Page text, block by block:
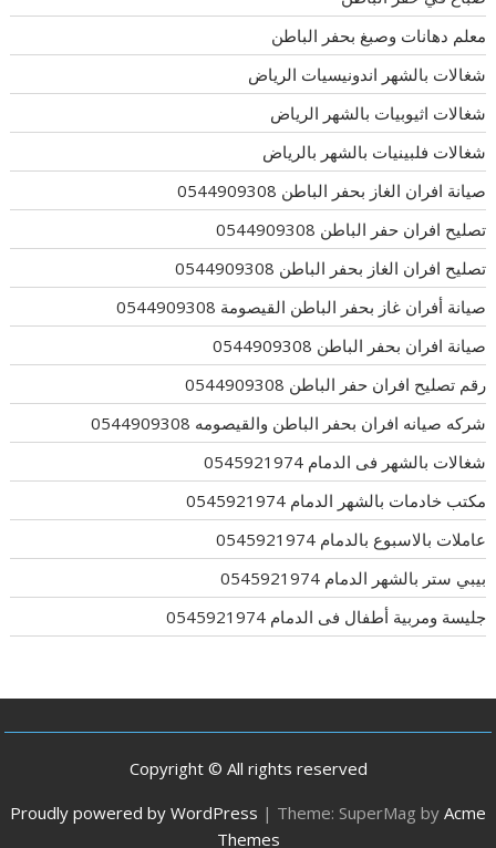
معلم دهانات وصبغ بحفر الباطن
شغالات بالشهر اندونيسيات الرياض
شغالات اثيوبيات بالشهر الرياض
شغالات فلبينيات بالشهر بالرياض
صيانة افران الغاز بحفر الباطن 0544909308
تصليح افران حفر الباطن 0544909308
تصليح افران الغاز بحفر الباطن 0544909308
صيانة أفران غاز بحفر الباطن القيصومة 0544909308
صيانة افران بحفر الباطن 0544909308
رقم تصليح افران حفر الباطن 0544909308
شركه صيانه افران بحفر الباطن والقيصومه 0544909308
شغالات بالشهر فى الدمام 0545921974
مكتب خادمات بالشهر الدمام 0545921974
عاملات بالاسبوع بالدمام 0545921974
بيبي ستر بالشهر الدمام 0545921974
جليسة ومربية أطفال فى الدمام 0545921974
Copyright © All rights reserved
Proudly powered by WordPress | Theme: SuperMag by Acme
Themes